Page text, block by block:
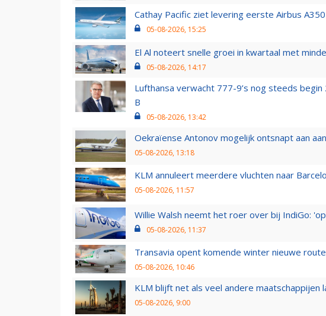
Cathay Pacific ziet levering eerste Airbus
05-08-2026, 15:25
El Al noteert snelle groei in kwartaal met
05-08-2026, 14:17
Lufthansa verwacht 777-9’s nog steeds
B
05-08-2026, 13:42
Oekraïense Antonov mogelijk ontsnapt aan
05-08-2026, 13:18
KLM annuleert meerdere vluchten naar
05-08-2026, 11:57
Willie Walsh neemt het roer over bij IndiGo:
05-08-2026, 11:37
Transavia opent komende winter nieuwe
05-08-2026, 10:46
KLM blijft net als veel andere maatschappijen
05-08-2026, 9:00